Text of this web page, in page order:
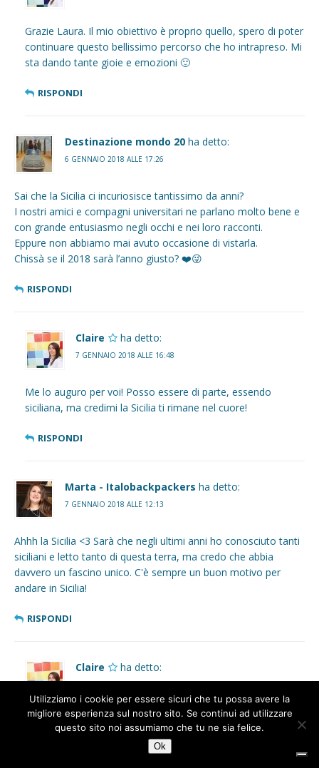
Grazie Laura. Il mio obiettivo è proprio quello, spero di poter
continuare questo bellissimo percorso che ho intrapreso. Mi
sta dando tante gioie e emozioni 🙂
RISPONDI
Destinazione mondo 20 ha detto:
6 GENNAIO 2018 ALLE 17:26
Sai che la Sicilia ci incuriosisce tantissimo da anni?
I nostri amici e compagni universitari ne parlano molto bene e
con grande entusiasmo negli occhi e nei loro racconti.
Eppure non abbiamo mai avuto occasione di vistarla.
Chissà se il 2018 sarà l’anno giusto? ❤️😜
RISPONDI
Claire ha detto:
7 GENNAIO 2018 ALLE 16:48
Me lo auguro per voi! Posso essere di parte, essendo
siciliana, ma credimi la Sicilia ti rimane nel cuore!
RISPONDI
Marta - Italobackpackers ha detto:
7 GENNAIO 2018 ALLE 12:13
Ahhh la Sicilia <3 Sarà che negli ultimi anni ho conosciuto tanti
siciliani e letto tanto di questa terra, ma credo che abbia
davvero un fascino unico. C'è sempre un buon motivo per
andare in Sicilia!
RISPONDI
Claire ha detto:
Hai detto proprio bene. Che siano adulti soli o famiglie con
bambini c’è sempre un motivo per organizzare un viaggio in
Utilizziamo i cookie per essere sicuri che tu possa avere la
migliore esperienza sul nostro sito. Se continui ad utilizzare
questo sito noi assumiamo che tu ne sia felice.
Ok